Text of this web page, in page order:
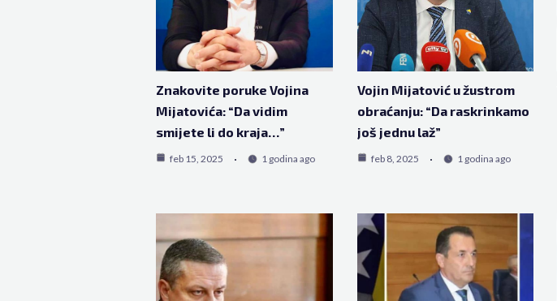
Znakovite poruke Vojina
Mijatovića: “Da vidim
smijete li do kraja…”
feb 15, 2025 1 godina ago
Vojin Mijatović u žustrom
obraćanju: “Da raskrinkamo
još jednu laž”
feb 8, 2025 1 godina ago